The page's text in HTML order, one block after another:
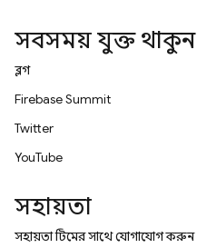
সবসময় যুক্ত থাকুন
ব্লগ
Firebase Summit
Twitter
YouTube
সহায়তা
সহায়তা টিমের সাথে যোগাযোগ করুন